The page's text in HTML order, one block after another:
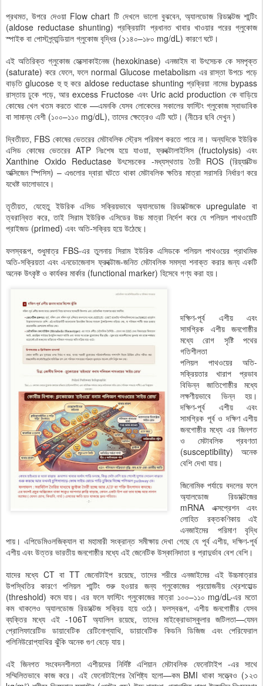
প্রথমত, উপরে দেওয়া Flow chart টি দেখলে ভালো বুঝবেন, অ্যালডোজ রিডাক্টেজ শান্টিং
(aldose reductase shunting) প্রক্রিয়াটা প্রধানত খাবার খাওয়ার পরের গ্লুকোজ
স্পাইক বা পোস্টপ্র্যান্ডিয়াল গ্লুকোজ বৃদ্ধির (>১৪০–১৮০ mg/dL) কারণে ঘটে।
এই অতিরিক্ত গ্লুকোজ হেক্সোকাইনেজ (hexokinase) এনজাইম বা উৎসেচক কে সমপৃক্ত
(saturate) করে ফেলে, ফলে normal Glucose metabolism এর রাস্তা উপচে পড়ে
বাড়তি glucose হু হু করে aldose reductase shunting প্রক্রিয়া নামের bypass
রাস্তায় ঢুকে পড়ে, আর excess Fructose এবং Uric acid production কে বাড়িয়ে
কোষের খেল খতম করতে থাকে —এমনকি যেসব লোকেদের সকালের ফাস্টিং গ্লুকোজ স্বাভাবিক
বা সামান্য বেশী (১০০–১১০ mg/dL), তাদের ক্ষেত্রেও এটি ঘটে। (নীচের ছবি দেখুন )
দ্বিতীয়ত, FBS কোষের ভেতরের মেটাবলিক স্ট্রেস পরিমাপ করতে পারে না। অন্যদিকে ইউরিক
এসিড কোষের ভেতরের ATP নিঃশেষ হয়ে যাওয়া, ফ্রুক্টোলাইসিস (fructolysis) এবং
Xanthine Oxido Reductase উৎসেচকের -মধ্যস্থতায় তৈরী ROS (রিয়্যাক্টিভ
অক্সিজেন স্পিসিস) – এগুলোর দ্বারা ঘটতে থাকা মেটাবলিক ক্ষতির মাত্রা সরাসরি নির্ধারণ করে
যথেষ্ট ভালোভাবে।
তৃতীয়ত, যেহেতু ইউরিক এসিড সক্রিয়ভাবে অ্যালডোজ রিডাক্টেজকে upregulate বা
ত্বরান্বিত করে, তাই সিরাম ইউরিক এসিডের উচ্চ মাত্রা নির্দেশ করে যে পলিয়ল পাথওয়েটি
প্রাইজড (primed) এবং অতি-সক্রিয় হয়ে উঠেছে।
ফলস্বরূপ, শুধুমাত্র FBS-এর তুলনায় সিরাম ইউরিক এসিডকে পলিয়ল পাথওয়ের প্রাথমিক
অতি-সক্রিয়তা এবং এনডোজেনাস ফ্রুক্টোজ-জনিত মেটাবলিক সমস্যা শনাক্ত করার জন্য একটি
অনেক উৎকৃষ্ট ও কার্যকর মার্কার (functional marker) হিসেবে গণ্য করা হয়।
দক্ষিণ-পূর্ব এশীয় এবং
সামগ্রিক এশীয় জনগোষ্ঠীর
মধ্যে রোগ সৃষ্টি পথের
গতিশীলতা
পলিয়ল পাথওয়ের অতি-
সক্রিয়তার খারাপ প্রভাব
বিভিন্ন জাতিগোষ্ঠীর মধ্যে
লক্ষণীয়ভাবে ভিন্ন হয়।
দক্ষিণ-পূর্ব এশীয় এবং
সামগ্রিক পূর্ব ও দক্ষিণ এশীয়
জনগোষ্ঠীর মধ্যে এর জিনগত
ও মেটাবলিক প্রবণতা
(susceptibility) অনেক
বেশি দেখা যায়।
জিনোমিক পর্যায়ে বদলের ফলে
অ্যালডোজ রিডাক্টেজের
mRNA এক্সপ্রেশন এবং
লোহিত রক্তকণিকায় এই
এনজাইমের পরিমাণ বৃদ্ধি
পায়। এপিডেমিওলজিক্যাল বা মহামারী সংক্রান্ত সমীক্ষায় দেখা গেছে যে পূর্ব এশীয়, দক্ষিণ-পূর্ব
এশীয় এবং উত্তর ভারতীয় জনগোষ্ঠীর মধ্যে এই জেনেটিক উস্কানিদাতা র প্রাদুর্ভাব বেশ বেশি।
যাদের মধ্যে CT বা TT জেনোটাইপ রয়েছে, তাদের শরীরে এনজাইমের এই উচ্চমাত্রার
উপস্থিতির কারণে পলিয়ল শান্টিং শুরু হওয়ার জন্য গ্লুকোজের প্রয়োজনীয় থ্রেশহোল্ড
(threshold) কমে যায়। এর ফলে ফাস্টিং গ্লুকোজের মাত্রা ১০০–১১০ mg/dL-এর মতো
কম থাকলেও অ্যালডোজ রিডাক্টেজ সক্রিয় হয়ে ওঠে। ফলস্বরূপ, এশীয় জনগোষ্ঠীর যেসব
ব্যক্তির মধ্যে এই -106T অ্যালিল রয়েছে, তাদের মাইক্রোভাস্কুলার জটিলতা—যেমন
প্রোলিফারেটিভ ডায়াবেটিক রেটিনোপ্যাথি, ডায়াবেটিক কিডনি ডিজিজ এবং পেরিফেরাল
পলিনিউরোপ্যাথির ঝুঁকি অনেক গুণ বেড়ে যায়।
এই জিনগত সংবেদনশীলতা এশীয়দের নির্দিষ্ট এশিয়ান মেটাবলিক ফেনোটাইপ -এর সাথে
সম্মিলিতভাবে কাজ করে। এই ফেনোটাইপের বৈশিষ্ট্য হলো—কম BMI থাকা সত্ত্বেও (>২৩